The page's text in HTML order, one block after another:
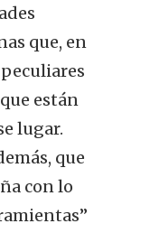
que, en
están
lugar.
que
con lo